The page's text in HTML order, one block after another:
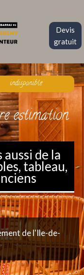
Devis
gratuit
indisponible
estimation
de la
tableau,
de l'Ile-de-